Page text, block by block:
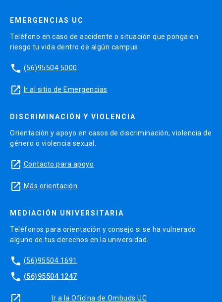
EMERGENCIAS UC
Teléfono en caso de accidente o situación que ponga en
riesgo tu vida dentro de algún campus.
phone (56)95504 5000
launch Ir al sitio de Emergencias
DISCRIMINACIÓN Y VIOLENCIA
Orientación y apoyo en casos de discriminación, violencia de
género o violencia sexual.
launch Contacto para apoyo
launch Más orientación
MEDIACIÓN UNIVERSITARIA
Teléfonos para orientación y consejo si se ha vulnerado
alguno de tus derechos en la universidad.
phone (56)95504 1691
phone (56)95504 1247
launch Ir a la Oficina de Ombuds UC